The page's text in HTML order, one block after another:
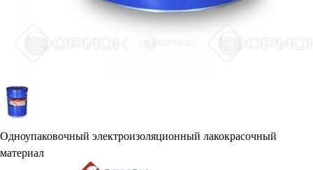
Одноупаковочный электроизоляционный лакокрасочный
материал